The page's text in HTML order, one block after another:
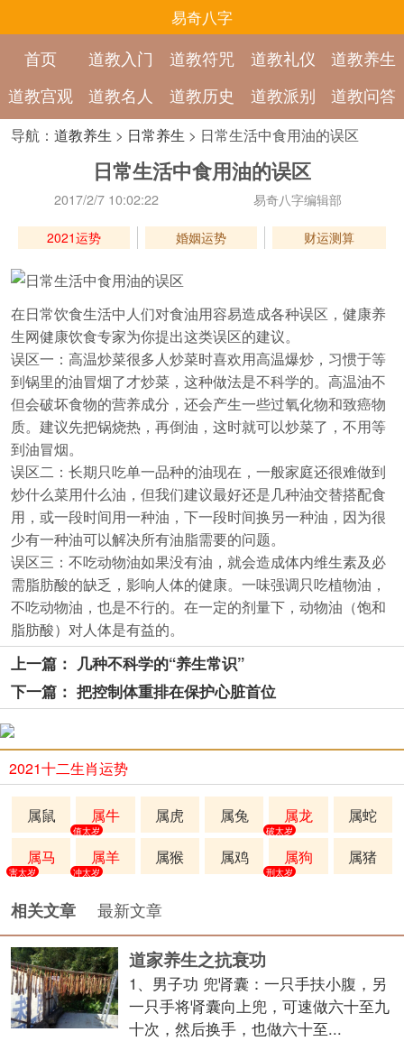
易奇八字
首页 道教入门 道教符咒 道教礼仪
道教养生
道教宫观
道教名人 道教历史 道教派别 道教问答
导航： 道教养生 > 日常养生 > 日常生活中食用油的误区
日常生活中食用油的误区
2017/2/7 10:02:22 易奇八字编辑部
2021运势 婚姻运势 财运测算
在日常饮食生活中人们对食油用容易造成各种误区，健康养
生网健康饮食专家为你提出这类误区的建议。
误区一：高温炒菜很多人炒菜时喜欢用高温爆炒，习惯于等
到锅里的油冒烟了才炒菜，这种做法是不科学的。高温油不
但会破坏食物的营养成分，还会产生一些过氧化物和致癌物
质。建议先把锅烧热，再倒油，这时就可以炒菜了，不用等
到油冒烟。
误区二：长期只吃单一品种的油现在，一般家庭还很难做到
炒什么菜用什么油，但我们建议最好还是几种油交替搭配食
用，或一段时间用一种油，下一段时间换另一种油，因为很
少有一种油可以解决所有油脂需要的问题。
误区三：不吃动物油如果没有油，就会造成体内维生素及必
需脂肪酸的缺乏，影响人体的健康。一味强调只吃植物油，
不吃动物油，也是不行的。在一定的剂量下，动物油（饱和
脂肪酸）对人体是有益的。
上一篇： 几种不科学的“养生常识”
下一篇： 把控制体重排在保护心脏首位
2021十二生肖运势
属鼠 属牛
值太岁
属虎 属兔 属龙
破太岁
属蛇
属马
害太岁
属羊
冲太岁
属猴 属鸡 属狗
刑太岁
属猪
相关文章 最新文章
道家养生之抗衰功
1、男子功 兜肾囊：一只手扶小腹，另
一只手将肾囊向上兜，可速做六十至九
十次，然后换手，也做六十至...